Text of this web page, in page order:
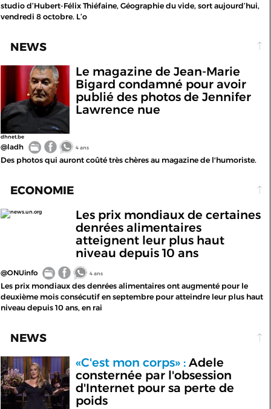
studio d’Hubert-Félix Thiéfaine, Géographie du vide, sort aujourd’hui,
vendredi 8 octobre. L’o
NEWS
dhnet.be
Le magazine de Jean-Marie
Bigard condamné pour avoir
publié des photos de Jennifer
Lawrence nue
@ladh 4 ans
Des photos qui auront coûté très chères au magazine de l'humoriste.
ECONOMIE
news.un.org
Les prix mondiaux de certaines
denrées alimentaires
atteignent leur plus haut
niveau depuis 10 ans
@ONUinfo 4 ans
Les prix mondiaux des denrées alimentaires ont augmenté pour le
deuxième mois consécutif en septembre pour atteindre leur plus haut
niveau depuis 10 ans, en rai
NEWS
«C'est mon corps» :Adele
consternée par l'obsession
d'Internet pour sa perte de
poids